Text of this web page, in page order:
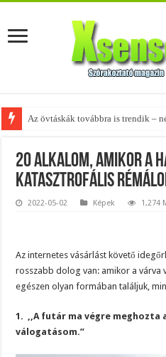
A tökéletes táskák férfiaknak –
20 alkalom, amikor a
katasztrofális
2022-05-02 Képek 1,274
Az internetes vásárlást követő
rosszabb dolog van: amikor a várva
egészen olyan formában találjuk,
1. ,,A futár ma végre meghozta
válogatásom.”